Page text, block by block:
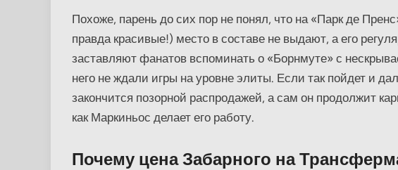
Похоже, парень до сих пор не понял, что на «Парк де
правда красивые!) место в составе не выдают, а его
заставляют фанатов вспоминать о «Борнмуте» с
него не ждали игры на уровне элиты. Если так пойдет и
закончится позорной распродажей, а сам он продолжит
как Маркиньос делает его работу.
Почему цена Забарного на